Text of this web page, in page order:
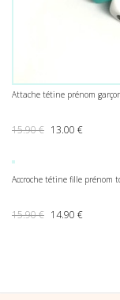
Attache tétine prénom
15.90€ Le prix initial
13.00 €Le prix
Accroche tétine fille prénom
15.90€ Le prix initial
14.90 €Le prix